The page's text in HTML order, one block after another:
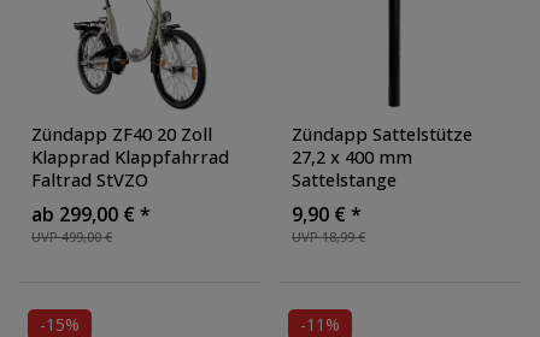
Zündapp ZF40 20 Zoll
Klapprad Klappfahrrad
Faltrad StVZO
Faltfahrrad Erwachsene
Damen Herren tiefer
Einstieg
UVP 499,00 €
ab 299,00 € *
Zündapp Sattelstütze
27,2 x 400 mm
Sattelstange
Patentsattelstütze
Aluminium Fahrrad E-
Bike Fahrradsattelstütze
UVP 18,99 €
9,90 € *
-15% -11%